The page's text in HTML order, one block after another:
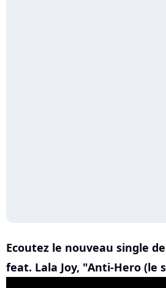
Ecoutez le nouveau single
feat. Lala Joy, "Anti-Hero (le